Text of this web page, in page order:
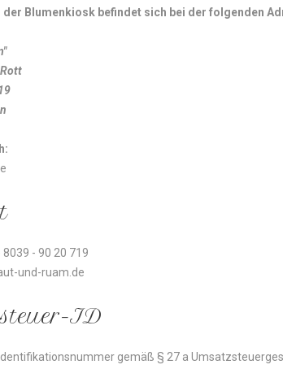
der Blumenkiosk befindet sich bei der folgenden
- 90 20 719
und-ruam.de
ID
gemäß § 27 a